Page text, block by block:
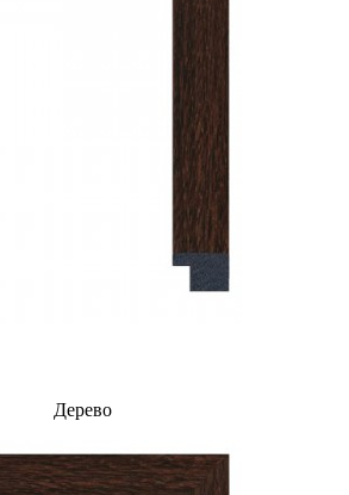
Дерево